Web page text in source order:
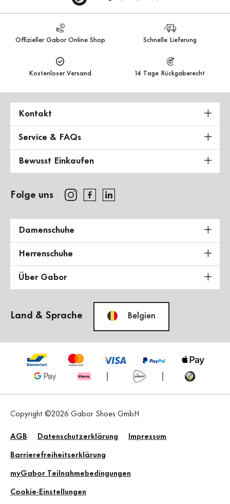
Offizieller Gabor Online Shop Schnelle Lieferung
Kostenloser Versand 14 Tage Rückgaberecht
Kontakt
Service & FAQs
Bewusst Einkaufen
Folge uns
Damenschuhe
Herrenschuhe
Über Gabor
Land & Sprache Belgien
Copyright ©2026 Gabor Shoes GmbH
AGB Datenschutzerklärung Impressum
Barrierefreiheitserklärung
myGabor Teilnahmebedingungen
Cookie-Einstellungen